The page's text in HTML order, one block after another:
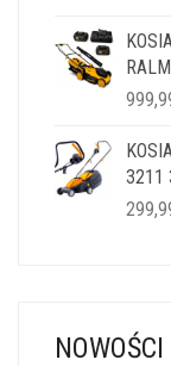
3211
NOWOŚCI